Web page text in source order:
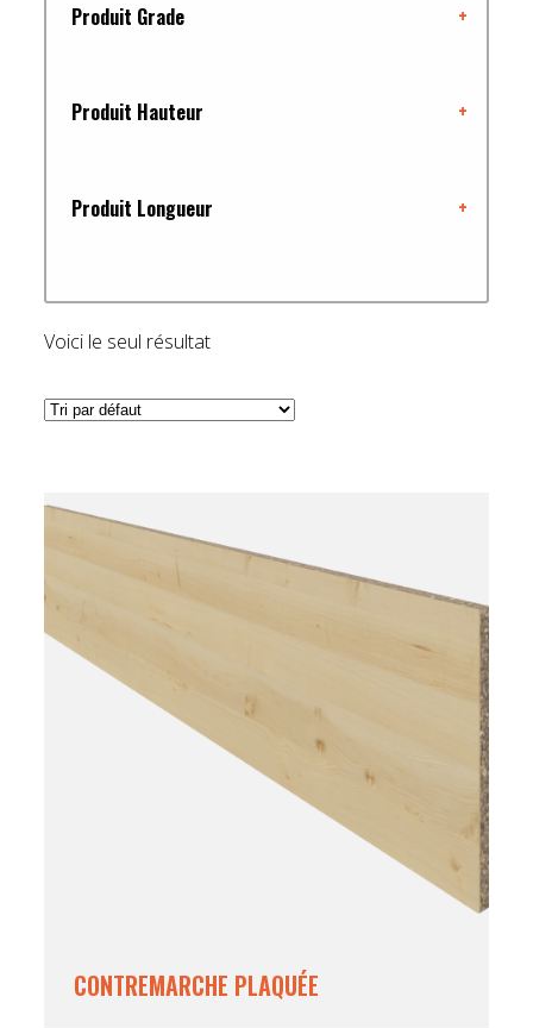
Produit Grade +
Produit Hauteur +
Produit Longueur +
Voici le seul résultat
CONTREMARCHE PLAQUÉE